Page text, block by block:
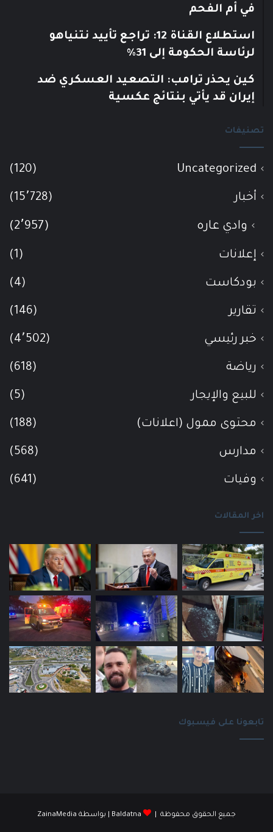
في أم الفحم
استطلاع القناة 12: تراجع تأييد نتنياهو
لرئاسة الحكومة إلى 31%
كين يحذر ترامب: التصعيد العسكري ضد
إيران قد يأتي بنتائج عكسية
تصنيفات
Uncategorized
(120)
أخبار (15٬728)
وادي عاره (2٬957)
إعلانات (1)
بودكاست (4)
تقارير (146)
خبر رئيسي (4٬502)
رياضة (618)
للبيع والإيجار (5)
محتوى ممول (اعلانات) (188)
مدارس (568)
وفيات (641)
اخر المقالات
تابعونا على فيسبوك
جميع الحقوق محفوظة | Baldatna | بواسطة ZainaMedia